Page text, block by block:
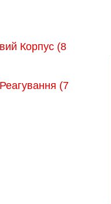
Корпус (8
(7